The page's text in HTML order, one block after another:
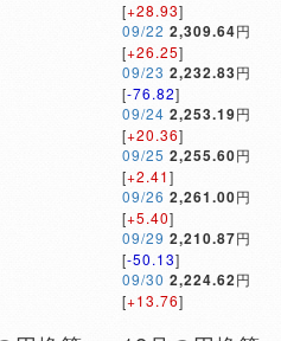
[+28.93]
09/22 2,309.64円
[+26.25]
09/23 2,232.83円
[-76.82]
09/24 2,253.19円
[+20.36]
09/25 2,255.60円
[+2.41]
09/26 2,261.00円
[+5.40]
09/29 2,210.87円
[-50.13]
09/30 2,224.62円
[+13.76]